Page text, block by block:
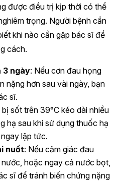
được điều trị kịp thời có thể
trọng. Người bệnh cần
khi nào cần gặp bác sĩ để
cách.
3 ngày: Nếu cơn đau họng
nặng hơn sau vài ngày, bạn
sĩ.
bị sốt trên 39°C kéo dài nhiều
hạ sau khi sử dụng thuốc hạ
lập tức.
nuốt: Nếu cảm giác đau
hoặc ngay cả nước bọt,
sĩ để tránh biến chứng nặng